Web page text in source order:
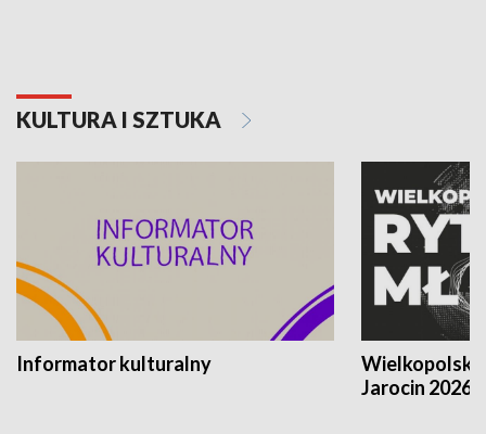
KULTURA I SZTUKA
Informator kulturalny
Jarocin 2026